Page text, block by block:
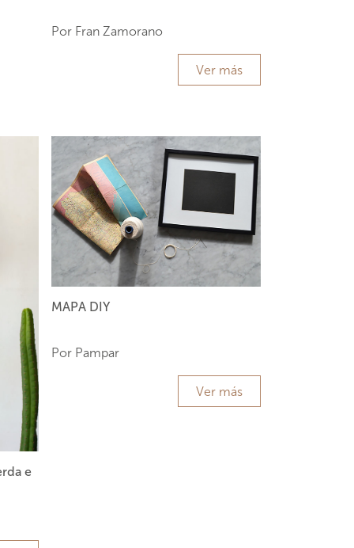
Por Fran Zamorano
Ver más
e
MAPA DIY
Por Pampar
Ver más